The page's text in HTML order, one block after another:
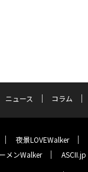
ニュース コラム
夜景LOVEWalker
メンWalker
ASCII.jp